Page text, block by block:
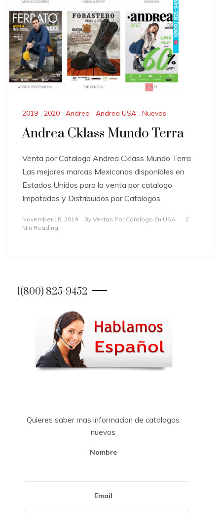
2019 , 2020 , Andrea , Andrea USA , Nuevos
Andrea Cklass Mundo Terra
Venta por Catalogo Andrea Cklass Mundo Terra
Las mejores marcas Mexicanas disponibles en
Estados Unidos para la venta por catalogo
Impotados y Distribuidos por Catalogos
November 15, 2019 By Ventas Por Catalogo En USA
2
Min Reading
1(800) 825-9452
Quieres saber mas informacion de catalogos
nuevos
Nombre
Email